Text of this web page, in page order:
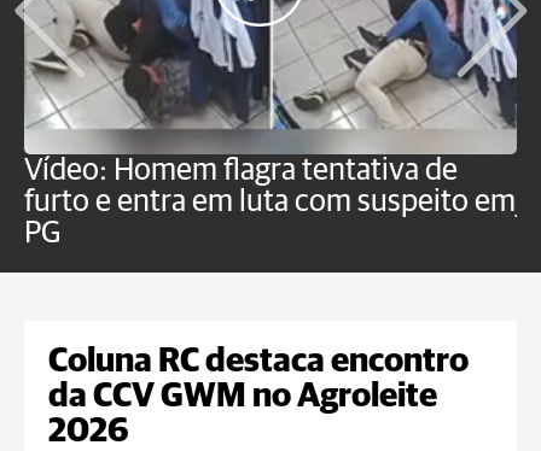
Vídeo: Homem flagra tentativa de
furto e entra em luta com suspeito em
PG
Coluna RC destaca encontro
da CCV GWM no Agroleite
2026